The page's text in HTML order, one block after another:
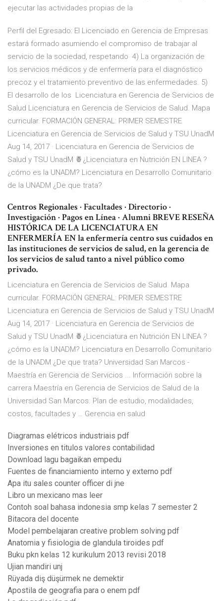
ejecutar las actividades propias de la
Perfil del Egresado: El Licenciado en Gerencia de Empresas
estará formado asumiendo el compromiso de trabajar al
servicio de la sociedad, respetando 4) La organización de
los servicios médicos y de enfermería para el diagnóstico
precoz y el tratamiento preventivo de las enfermedades. 5)
El desarrollo de los Licenciatura en Gerencia de Servicios de
Salud Licenciatura en Gerencia de Servicios de Salud. Mapa
curricular. FORMACIÓN GENERAL: PRIMER SEMESTRE
Licenciatura en Gerencia de Servicios de Salud y TSU UnadM
Aug 14, 2017 · Licenciatura en Gerencia de Servicios de
Salud y TSU UnadM 🍍¿Licenciatura en Nutrición EN LINEA ?
¿cómo es la UNADM? Licenciatura en Desarrollo Comunitario
de la UNADM ¿De que trata?
Centros Regionales · Facultades · Directorio ·
Investigación · Pagos en Línea · Alumni BREVE RESEÑA
HISTÓRICA DE LA LICENCIATURA EN
ENFERMERÍA EN la enfermería centro sus cuidados en
las instituciones de servicios de salud, en la gerencia de
los servicios de salud tanto a nivel público como
privado.
Licenciatura en Gerencia de Servicios de Salud. Mapa
curricular. FORMACIÓN GENERAL: PRIMER SEMESTRE
Licenciatura en Gerencia de Servicios de Salud y TSU UnadM
Aug 14, 2017 · Licenciatura en Gerencia de Servicios de
Salud y TSU UnadM 🍍¿Licenciatura en Nutrición EN LINEA ?
¿cómo es la UNADM? Licenciatura en Desarrollo Comunitario
de la UNADM ¿De que trata? Universidad San Marcos -
Maestría en Gerencia de Servicios ... Información sobre la
carrera Maestría en Gerencia de Servicios de Salud de la
Universidad San Marcos. Plan de estudio, modalidades,
costos, facultades y … Gerencia en salud
Diagramas elétricos industriais pdf
Inversiones en titulos valores contabilidad
Download lagu bagaikan empedu
Fuentes de financiamiento interno y externo pdf
Apa itu sales counter officer di jne
Libro un mexicano mas leer
Contoh soal bahasa indonesia smp kelas 7 semester 2
Bitacora del docente
Model pembelajaran creative problem solving pdf
Anatomia y fisiologia de glandula tiroides pdf
Buku pkn kelas 12 kurikulum 2013 revisi 2018
Ujian mandiri unj
Rüyada diş düşürmek ne demektir
Apostila de geografia para o enem pdf